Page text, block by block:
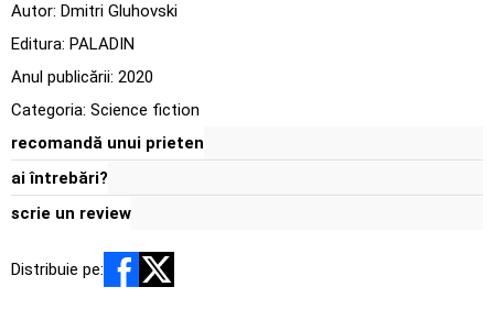
Autor: Dmitri Gluhovski
Editura: PALADIN
Anul publicării: 2020
Categoria: Science fiction
recomandă unui prieten
ai întrebări?
scrie un review
Distribuie pe: